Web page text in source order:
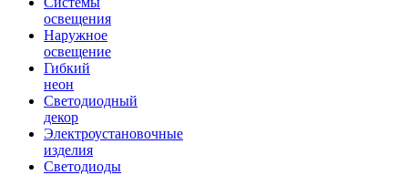
освещения
Наружное
освещение
Гибкий
неон
Светодиодный
декор
Электроустановочные
изделия
Светодиоды